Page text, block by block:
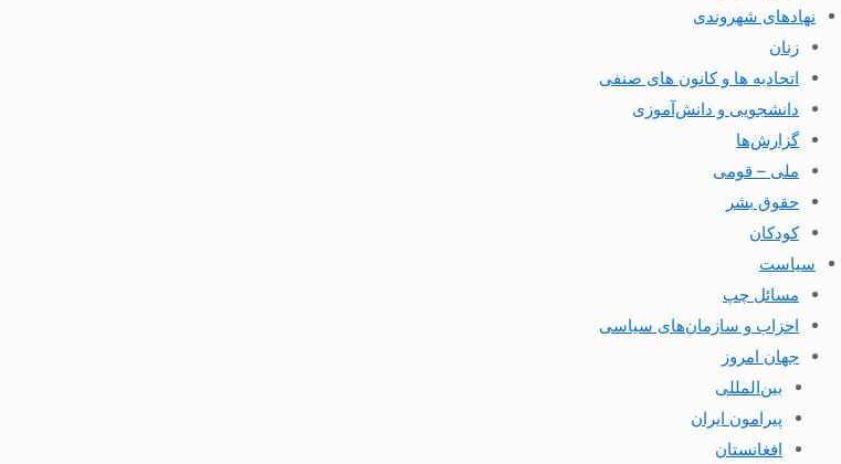
نهادهای شهروندی
زنان
اتحادیه ها و کانون های صنفی
دانشجویی و دانش‌آموزی
گزارش‌ها
ملی – قومی
حقوق بشر
کودکان
سیاست
مسائل چپ
احزاب و سازمان‌های سیاسی
جهان امروز
بین‌المللی
پیرامون ایران
افغانستان